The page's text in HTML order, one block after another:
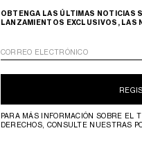
OBTENGA LAS ÚLTIMAS NOTICIAS
LANZAMIENTOS EXCLUSIVOS, LAS
CORREO ELECTRÓNICO
PARA MÁS INFORMACIÓN SOBRE EL
DERECHOS, CONSULTE NUESTRAS